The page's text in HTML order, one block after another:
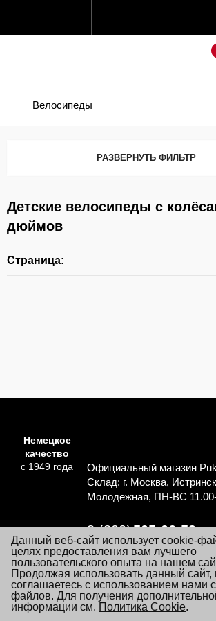
Велосипеды
РАЗВЕРНУТЬ ФИЛЬТР
Детские велосипеды с
дюймов
Страница:
Немецкое
качество
с 1949 года
Официальный магазин
Склад: г. Москва,
Молодежная, ПН-ВС
8 (800)505-06-59
Перезвоните мне
Согласие на обработку персональных
Политика обработки персональных
Условия заказа и покупки товаров
Посещая настоящий сайт Вы даете
файлов «cookie», пользовательских данных
Данный веб-сайт использует cookie-
целях предоставления вам лучшего
пользовательского опыта на нашем
Продолжая использовать данный сайт,
соглашаетесь с использованием нами
файлов. Для получения
информации см. Политика Cookie.